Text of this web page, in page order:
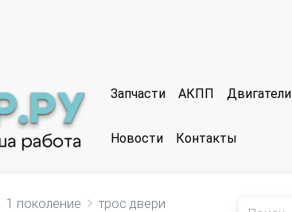
Запчасти АКПП Двигатели
Новости Контакты
1 поколение
трос двери